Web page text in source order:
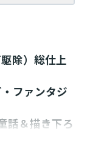
除）総仕上
ファンタジ
話＆描き下ろ